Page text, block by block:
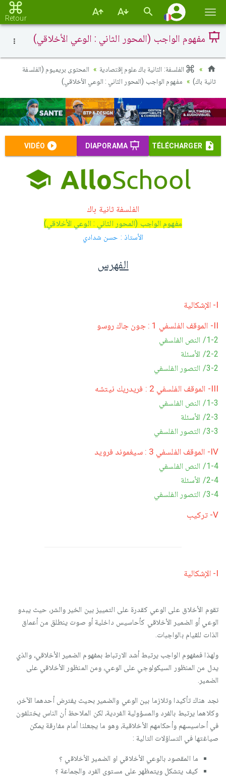
la
Retour
مفهوم الواجب (المحور الثاني : الوعي الأخلاقي)
الفلسفة: الثانية باك علوم إقتصادية
المحتوى بريميوم (الفلسفة
ثانية باك)
مفهوم الواجب (المحور الثاني : الوعي الأخلاقي)
TÉLÉCHARGER
DIAPORAMA
VIDÉO
الفلسفة ثانية باك
مفهوم الواجب (المحور الثاني : الوعي الأخلاقي)
الأستاذ : حسن شدادي
الفهرس
I- الإشكالية
II- الموقف الفلسفي 1 : جون جاك روسو
1-2/ النص الفلسفي
2-2/ الأسئلة
3-2/ التصور الفلسفي
III- الموقف الفلسفي 2 : فريدريك نيتشه
1-3/ النص الفلسفي
2-3/ الأسئلة
3-3/ التصور الفلسفي
IV- الموقف الفلسفي 3 : سيغموند فرويد
1-4/ النص الفلسفي
2-4/ الأسئلة
3-4/ التصور الفلسفي
V- تركيب
I- الإشكالية
تقوم الأخلاق على الوعي كقدرة على التمييز بين الخير والشر، حيث يبدو
الوعي أو الضمير الأخلاقي كأحاسيس داخلية أو صوت ينطلق من أعماق
الذات للقيام بالواجبات.
ولهذا فمفهوم الواجب يرتبط أشد الارتباط بمفهوم الضمير الأخلاقي، والذي
يدل من المنظور السيكولوجي على الوعي، ومن المنظور الأخلاقي على
الضمير.
نجد هناك تأكيدا وتلازما بين الوعي والضمير بحيث يفترض أحدهما الآخر،
وكلاهما يرتبط بالفرد والمسؤولية الفردية، لكن الملاحظ أن الناس يختلفون
في أحاسيسهم وأحكامهم الأخلاقية، وهو ما يجعلنا أمام مفارقة يمكن
صياغتها في التساؤلات التالية :
ما المقصود بالوعي الأخلاقي او الضمير الأخلاقي ؟
كيف يتشكل ويتمظهر على مستوى الفرد والجماعة ؟